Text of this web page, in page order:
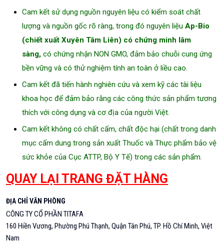
Cam kết sử dụng nguồn nguyên liệu có kiểm soát chất
lượng và nguồn gốc rõ ràng, trong đó nguyên liệu Ap-Bio
(chiết xuất Xuyên Tâm Liên) có chứng minh lâm
sàng, có chứng nhận NON GMO, đảm bảo chuỗi cung ứng
bền vững và có thử nghiệm tính an toàn ở liều cao.
Cam kết đã tiến hành nghiên cứu và xem kỹ các tài liệu
khoa học để đảm bảo rằng các công thức sản phẩm tương
thích với công dụng và cơ địa của người Việt.
Cam kết không có chất cấm, chất độc hại (chất trong danh
mục cấm dung trong sản xuất Thuốc và Thực phẩm bảo vệ
sức khỏe của Cục ATTP, Bộ Y Tế) trong các sản phẩm.
QUAY LẠI TRANG ĐẶT HÀNG
ĐỊA CHỈ VĂN PHÒNG
CÔNG TY CỔ PHẦN TITAFA
160 Hiền Vương, Phường Phú Thạnh, Quận Tân Phú, TP. Hồ Chí Minh, Việt
Nam